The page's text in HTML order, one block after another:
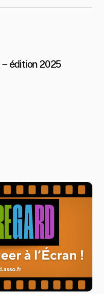
– édition 2025